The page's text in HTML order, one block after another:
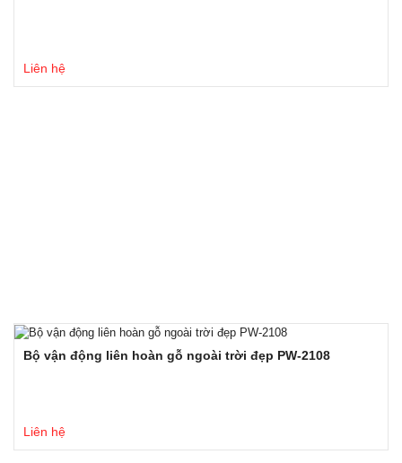
Liên hệ
Bộ vận động liên hoàn gỗ ngoài trời đẹp PW-2108
Liên hệ